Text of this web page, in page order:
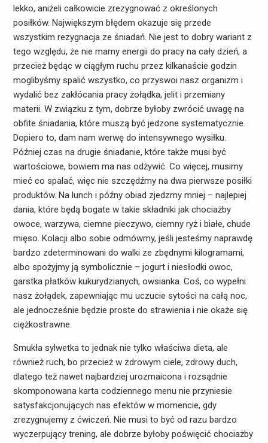
lekko, aniżeli całkowicie zrezygnować z określonych
posiłków. Największym błędem okazuje się przede
wszystkim rezygnacja ze śniadań. Nie jest to dobry wariant z
tego względu, że nie mamy energii do pracy na cały dzień, a
przecież będąc w ciągłym ruchu przez kilkanaście godzin
moglibyśmy spalić wszystko, co przyswoi nasz organizm i
wydalić bez zakłócania pracy żołądka, jelit i przemiany
materii. W związku z tym, dobrze byłoby zwrócić uwagę na
obfite śniadania, które muszą być jedzone systematycznie.
Dopiero to, dam nam werwę do intensywnego wysiłku.
Później czas na drugie śniadanie, które także musi być
wartościowe, bowiem ma nas odżywić. Co więcej, musimy
mieć co spalać, więc nie szczędźmy na dwa pierwsze posiłki
produktów. Na lunch i późny obiad zjedzmy mniej – najlepiej
dania, które będą bogate w takie składniki jak chociażby
owoce, warzywa, ciemne pieczywo, ciemny ryż i białe, chude
mięso. Kolacji albo sobie odmówmy, jeśli jesteśmy naprawdę
bardzo zdeterminowani do walki ze zbędnymi kilogramami,
albo spożyjmy ją symbolicznie – jogurt i niesłodki owoc,
garstka płatków kukurydzianych, owsianka. Coś, co wypełni
nasz żołądek, zapewniając mu uczucie sytości na całą noc,
ale jednocześnie będzie proste do strawienia i nie okaże się
ciężkostrawne.
Smukła sylwetka to jednak nie tylko właściwa dieta, ale
również ruch, bo przecież w zdrowym ciele, zdrowy duch,
dlatego też nawet najbardziej urozmaicona i rozsądnie
skomponowana karta codziennego menu nie przyniesie
satysfakcjonujących nas efektów w momencie, gdy
zrezygnujemy z ćwiczeń. Nie musi to być od razu bardzo
wyczerpujący trening, ale dobrze byłoby poświęcić chociażby